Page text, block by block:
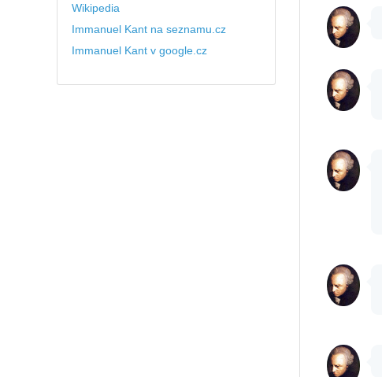
Wikipedia
Immanuel Kant na seznamu.cz
Immanuel Kant v google.cz